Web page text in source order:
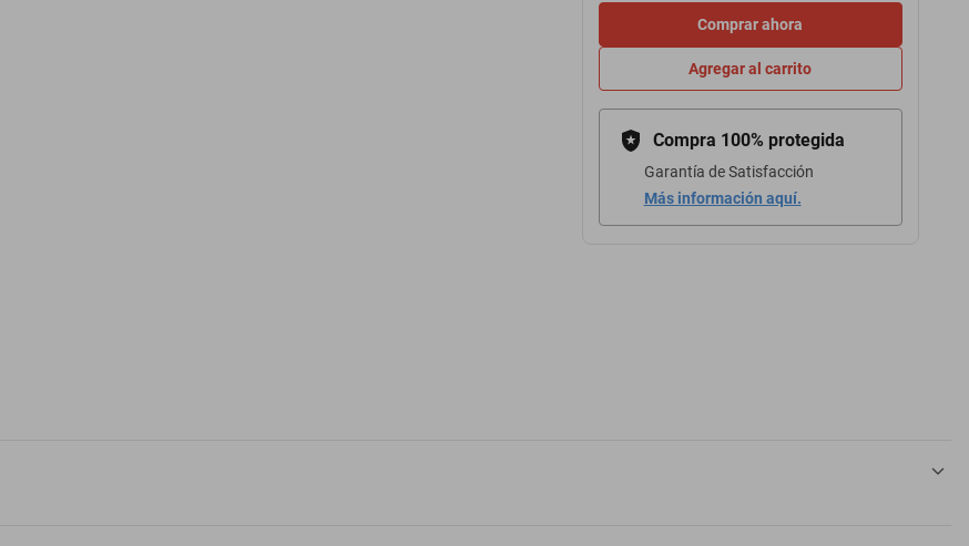
Comprar ahora
Agregar al carrito
Compra 100% protegida
Garantía de Satisfacción
Más información aquí.